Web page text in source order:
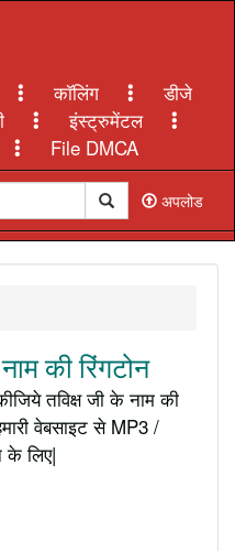
कॉलिंग
डीजे
इंस्ट्रुमेंटल
File DMCA
अपलोड
की रिंगटोन
तविक्ष जी के नाम की
वेबसाइट से MP3 /
के लिए|